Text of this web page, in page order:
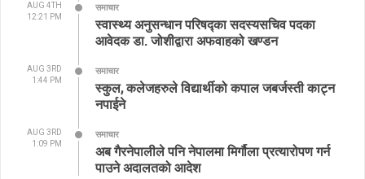
AUG 4TH
12:21 PM
समाचार
स्वास्थ्य अनुसन्धान परिषद्का सदस्यसचिव पदका
आवेदक डा. जोशीद्वारा अफवाहको खण्डन
AUG 3RD
1:44 PM
समाचार
स्कुल, कलेजहरुले विद्यार्थीको कपाल जबर्जस्ती काट्न
नपाईने
AUG 3RD
1:09 PM
समाचार
अब गैरनेपालीले पनि नेपालमा मिर्गौला प्रत्यारोपण गर्न
पाउने अदालतको आदेश